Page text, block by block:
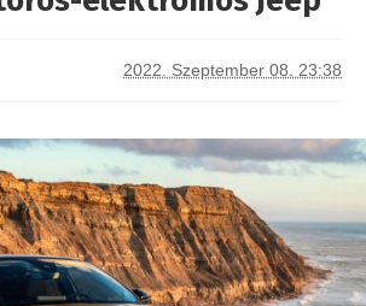
2022. Szeptember 08. 23:38